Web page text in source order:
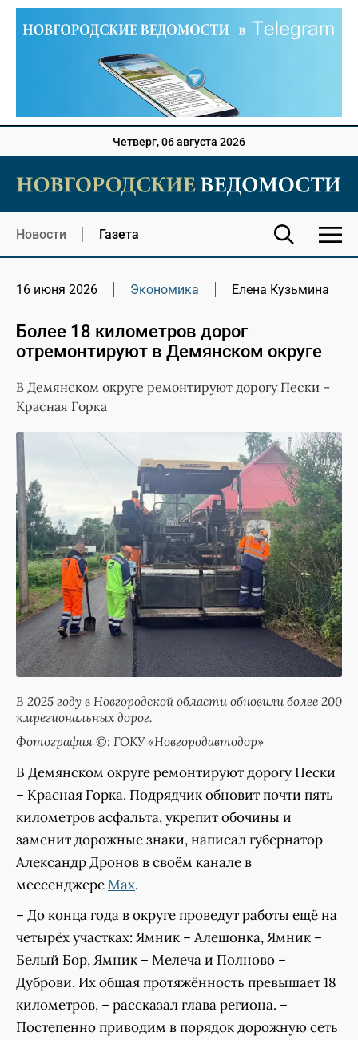
Четверг, 06 августа 2026
Новости Газета
16 июня 2026 Экономика Елена Кузьмина
Более 18 километров дорог
отремонтируют в Демянском округе
В Демянском округе ремонтируют дорогу Пески –
Красная Горка
В 2025 году в Новгородской области обновили более 200
кмрегиональных дорог.
Фотография ©: ГОКУ «Новгородавтодор»
В Демянском округе ремонтируют дорогу Пески
– Красная Горка. Подрядчик обновит почти пять
километров асфальта, укрепит обочины и
заменит дорожные знаки, написал губернатор
Александр Дронов в своём канале в
мессенджереMax.
– До конца года в округе проведут работы ещё на
четырёх участках: Ямник – Алешонка, Ямник –
Белый Бор, Ямник – Мелеча и Полново –
Дуброви. Их общая протяжённость превышает 18
километров, – рассказал глава региона. –
Постепенно приводим в порядок дорожную сеть